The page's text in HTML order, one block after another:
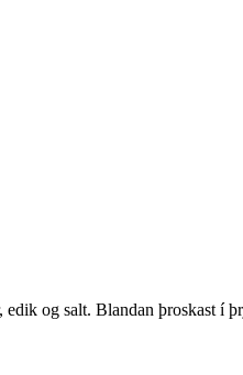
og salt. Blandan þroskast í